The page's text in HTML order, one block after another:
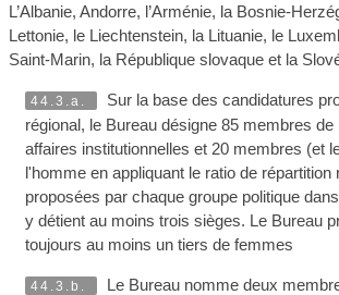
L’Albanie, Andorre, l’Arménie, la Bosnie-
Lettonie, le Liechtenstein, la Lituanie, le
Saint-Marin, la République slovaque et la
44.3.a.
Sur la base des candidatures
régional, le Bureau désigne 85 membres
affaires institutionnelles et 20 membres (et
l'homme en appliquant le ratio de
proposées par chaque groupe politique
y détient au moins trois sièges. Le Bureau
toujours au moins un tiers de femmes
44.3.b.
Le Bureau nomme deux